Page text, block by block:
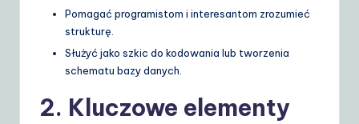
Pomagać programistom i interesantom zrozumieć
strukturę.
Służyć jako szkic do kodowania lub tworzenia
schematu bazy danych.
2. Kluczowe elementy